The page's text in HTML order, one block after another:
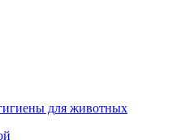
для животных